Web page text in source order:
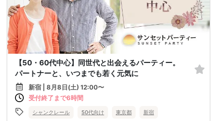
【50・60代中心】同世代と出会えるパーティー。
パートナーと、いつまでも若く元気に
新宿 | 8月8日(土) 12:00〜
受付終了まで6時間
シャンクレール 50代向け 東京都 新宿